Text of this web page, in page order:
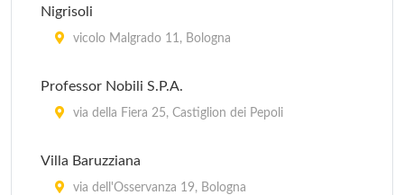
Nigrisoli
vicolo Malgrado 11, Bologna
Professor Nobili S.P.A.
via della Fiera 25, Castiglion dei Pepoli
Villa Baruzziana
via dell'Osservanza 19, Bologna